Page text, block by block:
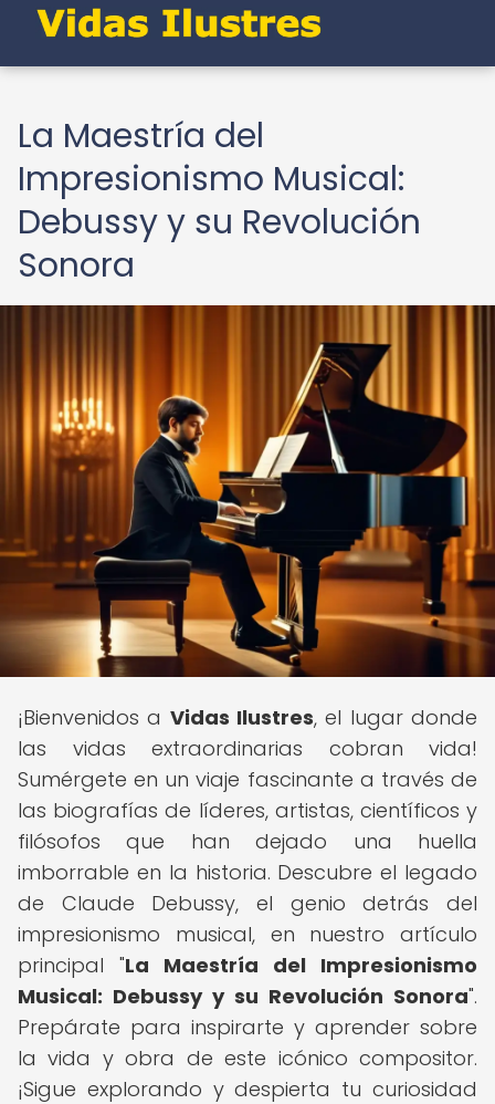
La Maestría del
Impresionismo Musical:
Debussy y su Revolución
Sonora
¡Bienvenidos a Vidas Ilustres, el lugar donde
las vidas extraordinarias cobran vida!
Sumérgete en un viaje fascinante a través de
las biografías de líderes, artistas, científicos y
filósofos que han dejado una huella
imborrable en la historia. Descubre el legado
de Claude Debussy, el genio detrás del
impresionismo musical, en nuestro artículo
principal "La Maestría del Impresionismo
Musical: Debussy y su Revolución Sonora".
Prepárate para inspirarte y aprender sobre
la vida y obra de este icónico compositor.
¡Sigue explorando y despierta tu curiosidad